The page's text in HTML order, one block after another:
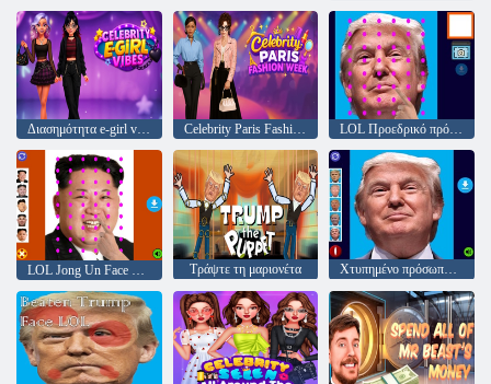
Διασημότητα e-girl vibes Celebrity Paris Fashion Week LOL Προεδρικό πρόσωπο
LOL Jong Un Face Editor Τράψτε τη μαριονέτα Χτυπημένο πρόσωπο Trump LOL